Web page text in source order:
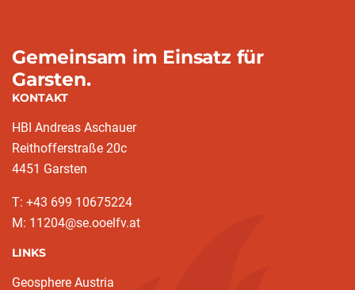
Gemeinsam im Einsatz für
Garsten.
KONTAKT
HBI Andreas Aschauer
Reithofferstraße 20c
4451 Garsten
T: ‭+43 699 10675224‬
M: 11204@se.ooelfv.at
LINKS
Geosphere Austria